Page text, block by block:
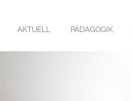
AKTUELL PÄDAGOGIK